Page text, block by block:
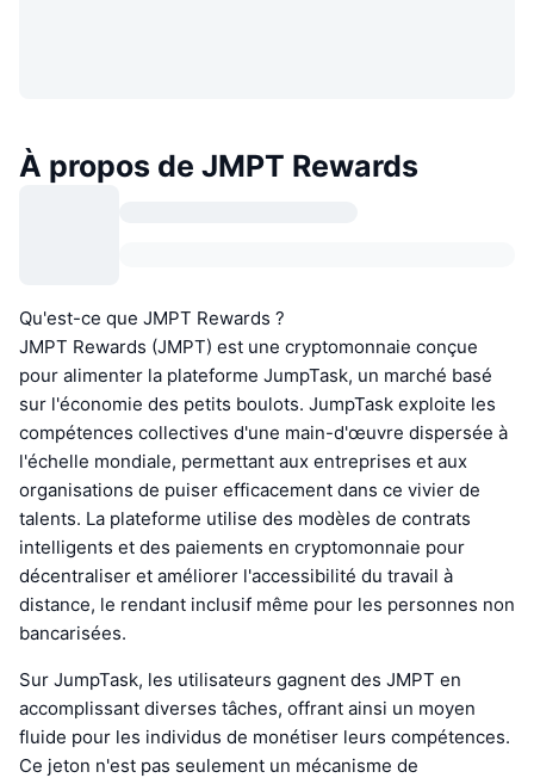
À propos de JMPT Rewards
Qu'est-ce que JMPT Rewards ?
JMPT Rewards (JMPT) est une cryptomonnaie conçue
pour alimenter la plateforme JumpTask, un marché basé
sur l'économie des petits boulots. JumpTask exploite les
compétences collectives d'une main-d'œuvre dispersée à
l'échelle mondiale, permettant aux entreprises et aux
organisations de puiser efficacement dans ce vivier de
talents. La plateforme utilise des modèles de contrats
intelligents et des paiements en cryptomonnaie pour
décentraliser et améliorer l'accessibilité du travail à
distance, le rendant inclusif même pour les personnes non
bancarisées.
Sur JumpTask, les utilisateurs gagnent des JMPT en
accomplissant diverses tâches, offrant ainsi un moyen
fluide pour les individus de monétiser leurs compétences.
Ce jeton n'est pas seulement un mécanisme de